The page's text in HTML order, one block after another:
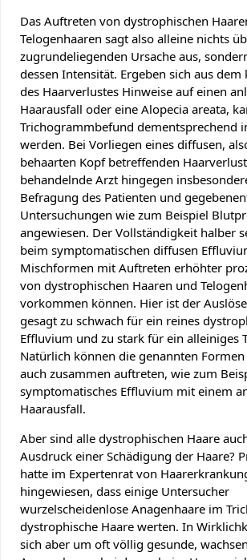
Das Auftreten von dystrophischen
Telogenhaaren sagt also alleine nichts
zugrundeliegenden Ursache aus,
dessen Intensität. Ergeben sich aus dem
des Haarverlustes Hinweise auf einen
Haarausfall oder eine Alopecia areata,
Trichogrammbefund dementsprechend
werden. Bei Vorliegen eines diffusen,
behaarten Kopf betreffenden
behandelnde Arzt hingegen
Befragung des Patienten und
Untersuchungen wie zum Beispiel
angewiesen. Der Vollständigkeit halber
beim symptomatischen diffusen
Mischformen mit Auftreten erhöhter
von dystrophischen Haaren und
vorkommen können. Hier ist der
gesagt zu schwach für ein reines
Effluvium und zu stark für ein alleiniges
Natürlich können die genannten
auch zusammen auftreten, wie zum
symptomatisches Effluvium mit einem
Haarausfall.
Aber sind alle dystrophischen Haare
Ausdruck einer Schädigung der Haare?
hatte im Expertenrat von
hingewiesen, dass einige Untersucher
wurzelscheidenlose Anagenhaare im
dystrophische Haare werten. In
sich aber um oft völlig gesunde,